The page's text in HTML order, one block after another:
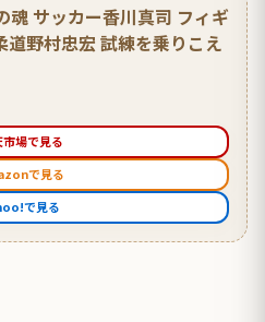
魂 サッカー香川真司 フィギ
道野村忠宏 試練を乗りこえ
場で見る
で見る
で見る